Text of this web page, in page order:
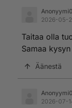
2026-05-
Taitaa olla
Samaa
Äänestä
2026-07-